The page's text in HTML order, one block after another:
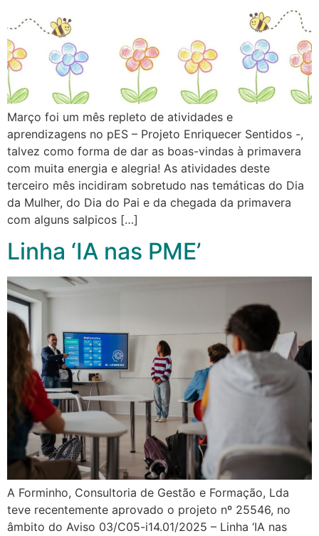
Março foi um mês repleto de atividades e
aprendizagens no pES – Projeto Enriquecer Sentidos -,
talvez como forma de dar as boas-vindas à primavera
com muita energia e alegria! As atividades deste
terceiro mês incidiram sobretudo nas temáticas do Dia
da Mulher, do Dia do Pai e da chegada da primavera
com alguns salpicos […]
Linha ‘IA nas PME’
A Forminho, Consultoria de Gestão e Formação, Lda
teve recentemente aprovado o projeto nº 25546, no
âmbito do Aviso 03/C05-i14.01/2025 – Linha ‘IA nas